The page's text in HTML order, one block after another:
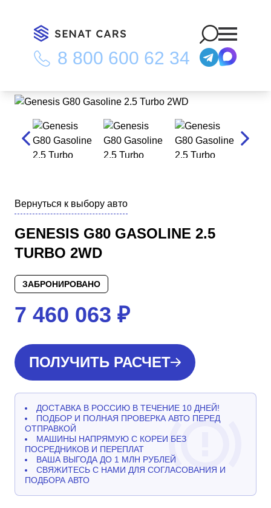
8 800 600 62 34
Главная Каталог/Genesis G80 Gasoline 2.5 Turbo 2WD
Вернуться к выбору авто
GENESIS G80 GASOLINE 2.5
TURBO 2WD
ЗАБРОНИРОВАНО
7 460 063 ₽
ПОЛУЧИТЬ РАСЧЕТ
ДОСТАВКА В РОССИЮ В ТЕЧЕНИЕ 10 ДНЕЙ!
ПОДБОР И ПОЛНАЯ ПРОВЕРКА АВТО ПЕРЕД
ОТПРАВКОЙ
МАШИНЫ НАПРЯМУЮ С КОРЕИ БЕЗ
ПОСРЕДНИКОВ И ПЕРЕПЛАТ
ВАША ВЫГОДА ДО 1 МЛН РУБЛЕЙ
СВЯЖИТЕСЬ С НАМИ ДЛЯ СОГЛАСОВАНИЯ И
ПОДБОРА АВТО